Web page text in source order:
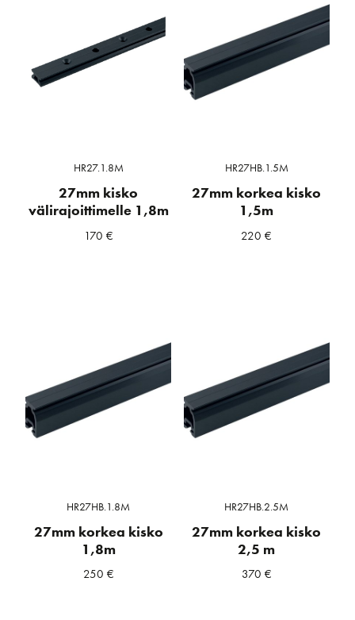
HR27.1.8M
27mm kisko
välirajoittimelle 1,8m
170 €
HR27HB.1.5M
27mm korkea kisko
1,5m
220€
HR27HB.1.8M
27mm korkea kisko
1,8m
250 €
HR27HB.2.5M
27mm korkea kisko
2,5 m
370 €